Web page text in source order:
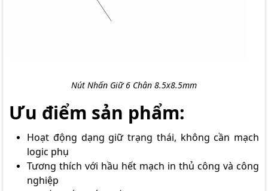
Nút Nhấn Giữ 6 Chân 8.5x8.5mm
Ưu điểm sản phẩm:
Hoạt động dạng giữ trạng thái, không cần mạch
logic phụ
Tương thích với hầu hết mạch in thủ công và công
nghiệp